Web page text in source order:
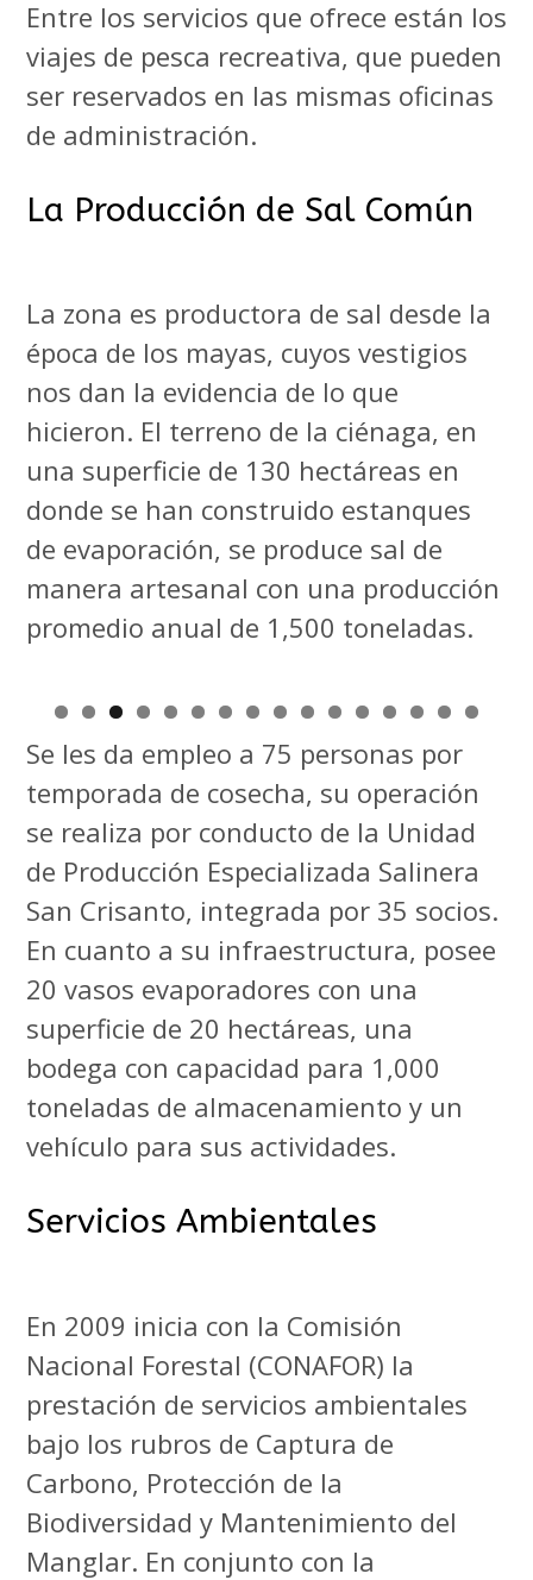
Entre los servicios que ofrece están los
viajes de pesca recreativa, que pueden
ser reservados en las mismas oficinas
de administración.
La Producción de Sal Común
La zona es productora de sal desde la
época de los mayas, cuyos vestigios
nos dan la evidencia de lo que
hicieron. El terreno de la ciénaga, en
una superficie de 130 hectáreas en
donde se han construido estanques
de evaporación, se produce sal de
manera artesanal con una producción
promedio anual de 1,500 toneladas.
Se les da empleo a 75 personas por
temporada de cosecha, su operación
se realiza por conducto de la Unidad
de Producción Especializada Salinera
San Crisanto, integrada por 35 socios.
En cuanto a su infraestructura, posee
20 vasos evaporadores con una
superficie de 20 hectáreas, una
bodega con capacidad para 1,000
toneladas de almacenamiento y un
vehículo para sus actividades.
Servicios Ambientales
En 2009 inicia con la Comisión
Nacional Forestal (CONAFOR) la
prestación de servicios ambientales
bajo los rubros de Captura de
Carbono, Protección de la
Biodiversidad y Mantenimiento del
Manglar. En conjunto con la